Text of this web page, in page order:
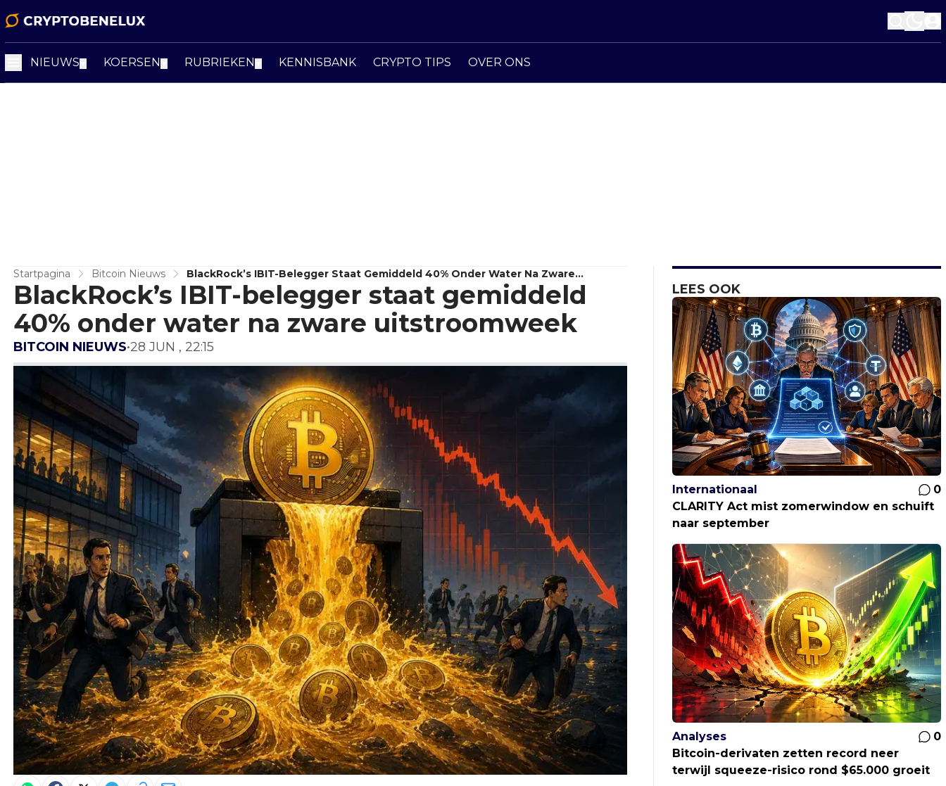
NIEUWS KOERSEN RUBRIEKEN KENNISBANK CRYPTO TIPS OVER ONS
Startpagina Bitcoin Nieuws
BlackRock’s IBIT-Belegger Staat Gemiddeld 40% Onder Water Na Zware
Uitstroomweek
BlackRock’s IBIT-belegger staat gemiddeld
40% onder water na zware uitstroomweek
BITCOIN NIEUWS•28 JUN , 22:15
LEES OOK
Internationaal
0
CLARITY Act mist zomerwindow en schuift
naar september
Analyses
0
Bitcoin-derivaten zetten record neer
terwijl squeeze-risico rond $65.000 groeit